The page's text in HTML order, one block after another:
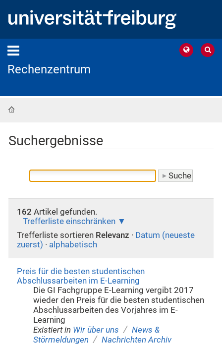
Rechenzentrum
Suchergebnisse
162 Artikel gefunden.
Trefferliste einschränken
Trefferliste sortieren Relevanz · Datum (neueste
zuerst) · alphabetisch
Preis für die besten studentischen
Abschlussarbeiten im E-Learning
Die GI Fachgruppe E-Learning vergibt 2017
wieder den Preis für die besten studentischen
Abschlussarbeiten des Vorjahres im E-
Learning
Existiert in Wir über uns / News &
Störmeldungen / Nachrichten Archiv